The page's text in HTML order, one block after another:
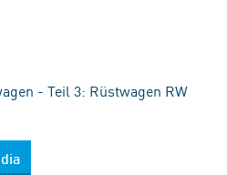
- Teil 3: Rüstwagen RW